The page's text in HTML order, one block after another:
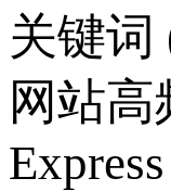
关键词
网站高
Express